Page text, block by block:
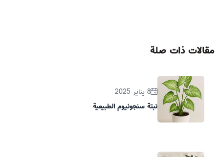
مقالات ذات صلة
8 يناير 2025
نبتة سنجونيوم الطبيعية